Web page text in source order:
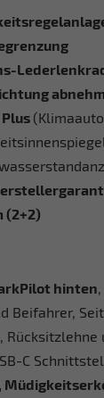
(2+2)
hinten
Beifahrer,
,
C